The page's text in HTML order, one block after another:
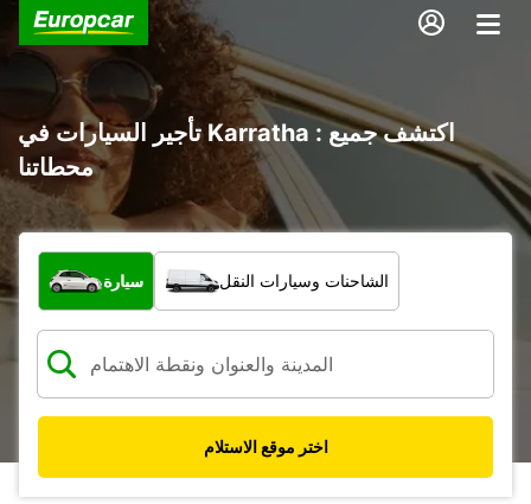
تأجير السيارات في Karratha : اكتشف جميع
محطاتنا
ما نوع المركبة؟
سيارة الشاحنات وسيارات النقل
اختر موقع الاستلام